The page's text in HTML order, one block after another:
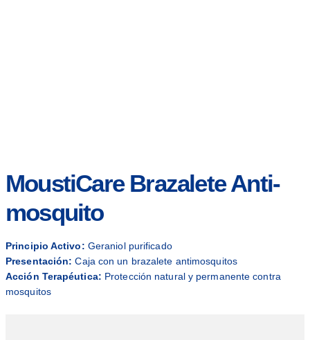
MoustiCare Brazalete Anti-
mosquito
Principio Activo: Geraniol purificado
Presentación:Caja con un brazalete antimosquitos
Acción Terapéutica: Protección natural y permanente contra
mosquitos